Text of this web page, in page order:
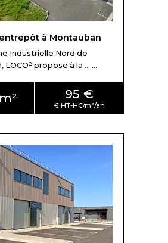
à Montauban
Industrielle Nord de
LOCO² propose à la ... ...
95 €